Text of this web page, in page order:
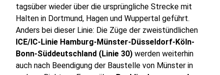
tagsüber wieder über die ursprüngliche Strecke mit
Halten in Dortmund, Hagen und Wuppertal geführt.
Anders bei dieser Linie: Die Züge der zweistündlichen
ICE/IC-Linie Hamburg-Münster-Düsseldorf-Köln-
Bonn-Süddeutschland (Linie 30) werden weiterhin
auch nach Beendigung der Baustelle von Münster in